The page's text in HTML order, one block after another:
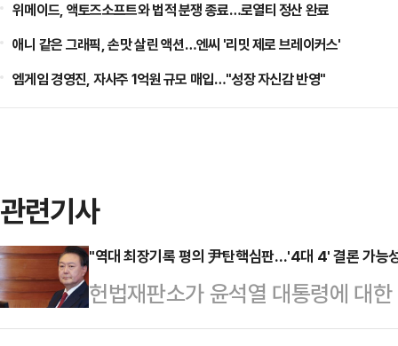
위메이드, 액토즈소프트와 법적 분쟁 종료…로열티 정산 완료
애니 같은 그래픽, 손맛 살린 액션…엔씨 '리밋 제로 브레이커스'
엠게임 경영진, 자사주 1억원 규모 매입…"성장 자신감 반영"
관련기사
"역대 최장기록 평의 尹탄핵심판…'4대 4' 결론 가능
헌법재판소가 윤석열 대통령에 대
시로 지정하면서 헌법재판관 8인